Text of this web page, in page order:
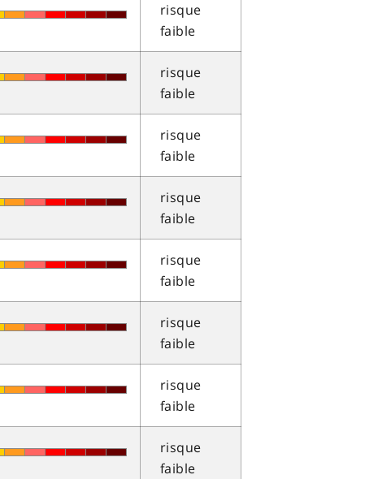
risque
faible
risque
faible
risque
faible
risque
faible
risque
faible
risque
faible
risque
faible
risque
faible